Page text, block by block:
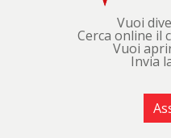
Vuoi
Cerca online il
Vuoi
Invia